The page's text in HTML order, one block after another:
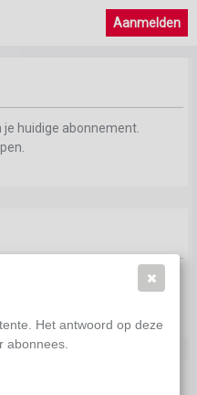
Aanmelden
huidige abonnement.
huidige abonnement.
Het antwoord op deze
abonnees.